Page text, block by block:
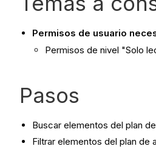
Permisos de usuario
Permisos de nivel "Solo
Pasos
Buscar elementos del plan
Filtrar elementos del plan de